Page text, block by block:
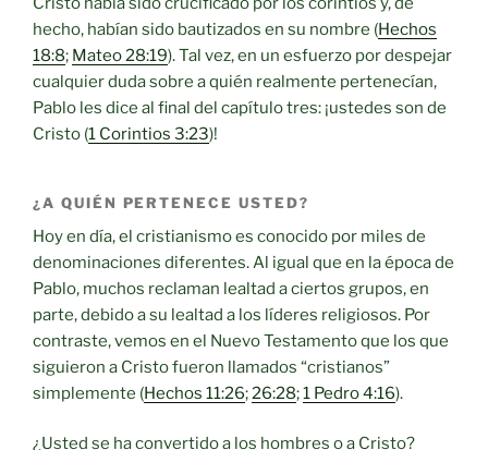
hecho, habían sido bautizados en su nombre (Hechos
18:8; Mateo 28:19). Tal vez, en un esfuerzo por despejar
cualquier duda sobre a quién realmente pertenecían,
Pablo les dice al final del capítulo tres: ¡ustedes son de
Cristo (1 Corintios 3:23)!
¿A QUIÉN PERTENECE USTED?
Hoy en día, el cristianismo es conocido por miles de
denominaciones diferentes. Al igual que en la época de
Pablo, muchos reclaman lealtad a ciertos grupos, en
parte, debido a su lealtad a los líderes religiosos. Por
contraste, vemos en el Nuevo Testamento que los que
siguieron a Cristo fueron llamados “cristianos”
simplemente (Hechos 11:26; 26:28;1 Pedro 4:16).
¿Usted se ha convertido a los hombres o a Cristo?